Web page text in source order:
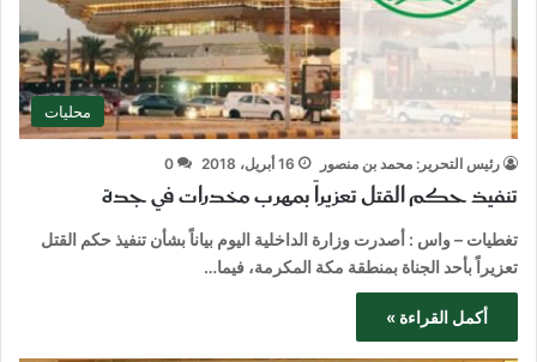
محليات
رئيس التحرير: محمد بن منصور 16 أبريل، 2018 0
تنفيذ حكم القتل تعزيراً بمهرب مخدرات في جدة
تغطيات – واس : أصدرت وزارة الداخلية اليوم بياناً بشأن تنفيذ حكم القتل
تعزيراً بأحد الجناة بمنطقة مكة المكرمة، فيما…
أكمل القراءة »